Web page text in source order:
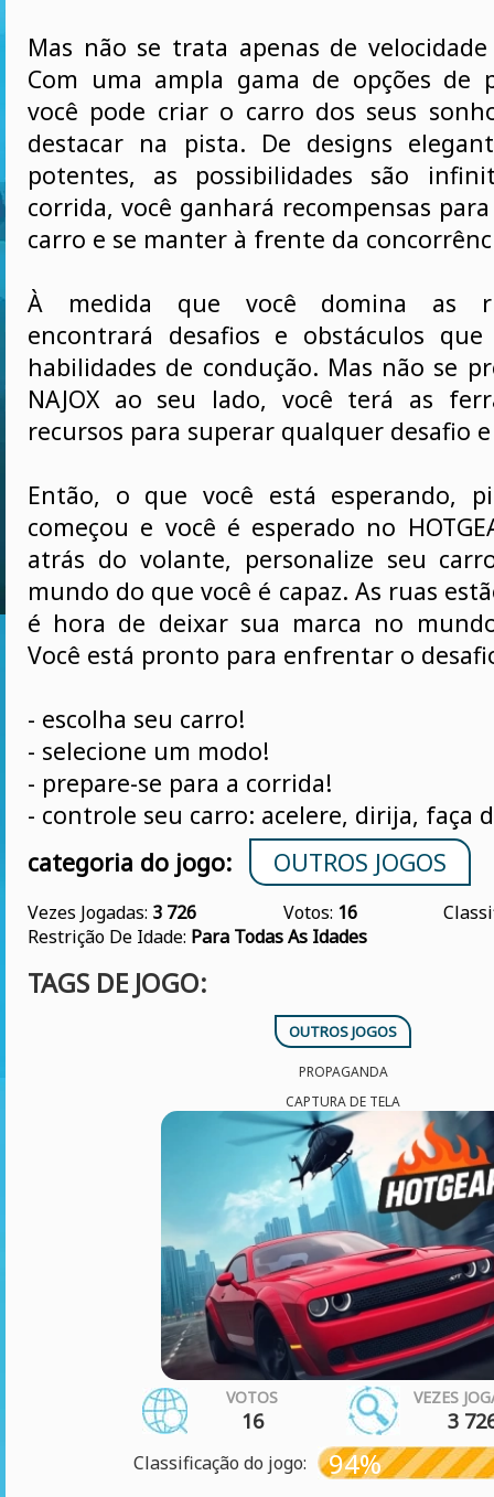
Mas não se trata apenas de velocidade
Com uma ampla gama de opções de
você pode criar o carro dos seus
destacar na pista. De designs
potentes, as possibilidades são
corrida, você ganhará recompensas
carro e se manter à frente da
À medida que você domina as
encontrará desafios e obstáculos
habilidades de condução. Mas não se
NAJOX ao seu lado, você terá as
recursos para superar qualquer desafio
Então, o que você está esperando,
começou e você é esperado no
atrás do volante, personalize seu
mundo do que você é capaz. As ruas
é hora de deixar sua marca no
Você está pronto para enfrentar o
- escolha seu carro!
- selecione um modo!
- prepare-se para a corrida!
- controle seu carro: acelere, dirija, faça
categoria do jogo:
OUTROS JOGOS
Vezes Jogadas: 3 726 Votos: 16
Restrição De Idade: Para Todas As Idades
TAGS DE JOGO:
OUTROS JOGOS
PROPAGANDA
CAPTURA DE TELA
VOTOS
16
VEZES
3
Classificação do jogo: 94%